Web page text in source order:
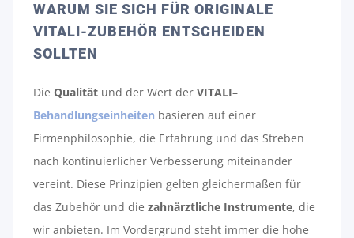
WARUM SIE SICH FÜR ORIGINALE
VITALI-ZUBEHÖR ENTSCHEIDEN
SOLLTEN
Die Qualitätund der Wert der VITALI–
Behandlungseinheiten basieren auf einer
Firmenphilosophie, die Erfahrung und das Streben
nach kontinuierlicher Verbesserung miteinander
vereint. Diese Prinzipien gelten gleichermaßen für
das Zubehör und die zahnärztlicheInstrumente, die
wir anbieten. Im Vordergrund steht immer die hohe